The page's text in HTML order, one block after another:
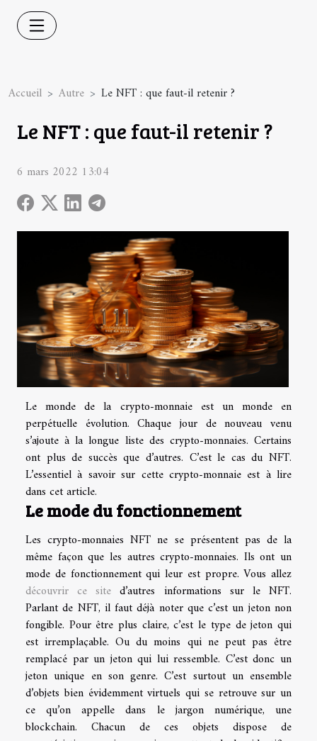
Accueil Autre Le NFT : que faut-il retenir ?
Le NFT : que faut-il retenir ?
6 mars 2022 13:04
Le monde de la crypto-monnaie est un monde en
perpétuelle évolution. Chaque jour de nouveau venu
s’ajoute à la longue liste des crypto-monnaies. Certains
ont plus de succès que d’autres. C’est le cas du NFT.
L’essentiel à savoir sur cette crypto-monnaie est à lire
dans cet article.
Le mode du fonctionnement
Les crypto-monnaies NFT ne se présentent pas de la
même façon que les autres crypto-monnaies. Ils ont un
mode de fonctionnement qui leur est propre. Vous allez
découvrir ce site d’autres informations sur le NFT.
Parlant de NFT, il faut déjà noter que c’est un jeton non
fongible. Pour être plus claire, c’est le type de jeton qui
est irremplaçable. Ou du moins qui ne peut pas être
remplacé par un jeton qui lui ressemble. C’est donc un
jeton unique en son genre. C’est surtout un ensemble
d’objets bien évidemment virtuels qui se retrouve sur un
ce qu’on appelle dans le jargon numérique, une
blockchain. Chacun de ces objets dispose de